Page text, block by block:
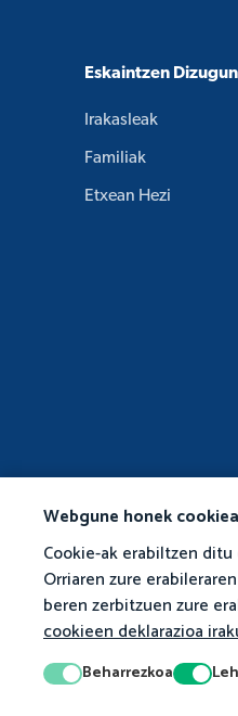
Webgune honek
Cookie-ak erabiltzen
Orriaren zure
beren zerbitzuen zure
cookieen deklarazioa
Beharrezkoa
Eskaintzen
Irakasleak
Familiak
Etxean Hezi